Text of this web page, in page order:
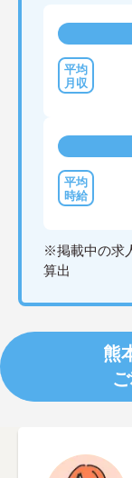
※掲載中の求
算出
熊